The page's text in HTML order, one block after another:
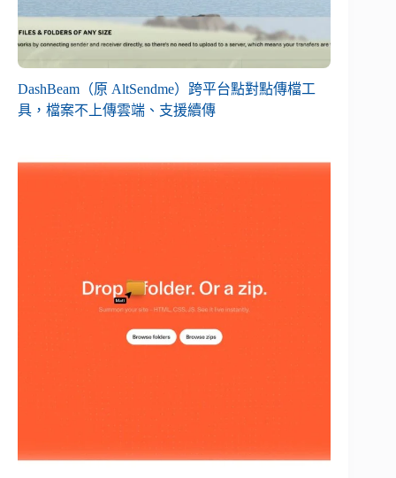
DashBeam（原 AltSendme）跨平台點對點傳檔工
具，檔案不上傳雲端、支援續傳